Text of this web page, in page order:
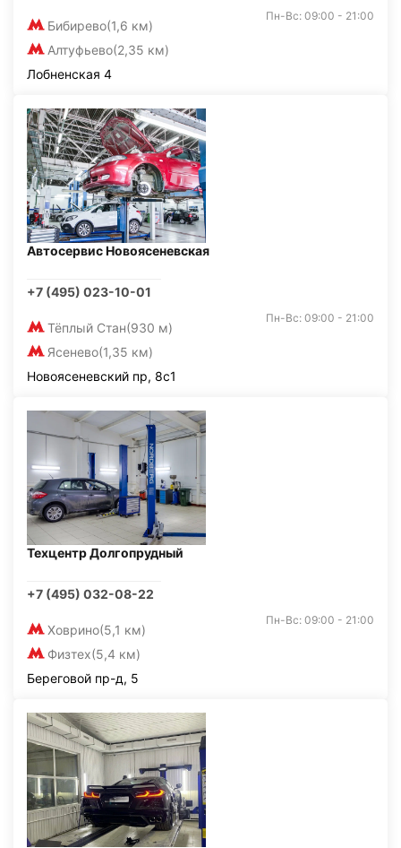
Бибирево(1,6 км)
Алтуфьево(2,35 км)
Пн-Вс: 09:00 - 21:00
Лобненская 4
Автосервис Новоясеневская
+7 (495) 023-10-01
Тёплый Стан(930 м)
Ясенево(1,35 км)
Пн-Вс: 09:00 - 21:00
Новоясеневский пр, 8с1
Техцентр Долгопрудный
+7 (495) 032-08-22
Ховрино(5,1 км)
Физтех(5,4 км)
Пн-Вс: 09:00 - 21:00
Береговой пр-д, 5